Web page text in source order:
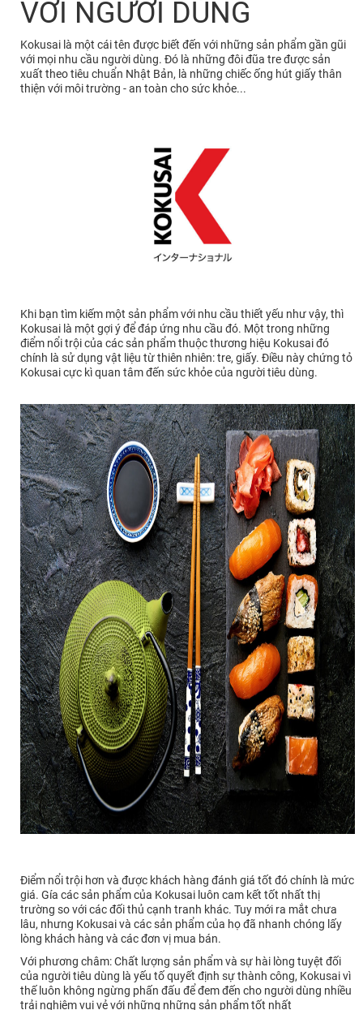
VỚI NGƯỜI DÙNG
Kokusai là một cái tên được biết đến với những sản phẩm gần gũi
với mọi nhu cầu người dùng. Đó là những đôi đũa tre được sản
xuất theo tiêu chuẩn Nhật Bản, là những chiếc ống hút giấy thân
thiện với môi trường - an toàn cho sức khỏe...
Khi bạn tìm kiếm một sản phẩm với nhu cầu thiết yếu như vậy, thì
Kokusai là một gợi ý để đáp ứng nhu cầu đó. Một trong những
điểm nổi trội của các sản phẩm thuộc thương hiệu Kokusai đó
chính là sử dụng vật liệu từ thiên nhiên: tre, giấy. Điều này chứng tỏ
Kokusai cực kì quan tâm đến sức khỏe của người tiêu dùng.
Điểm nổi trội hơn và được khách hàng đánh giá tốt đó chính là mức
giá. Gía các sản phẩm của Kokusai luôn cam kết tốt nhất thị
trường so với các đối thủ cạnh tranh khác. Tuy mới ra mắt chưa
lâu, nhưng Kokusai và các sản phẩm của họ đã nhanh chóng lấy
lòng khách hàng và các đơn vị mua bán.
Với phương châm: Chất lượng sản phẩm và sự hài lòng tuyệt đối
của người tiêu dùng là yếu tố quyết định sự thành công, Kokusai vì
thế luôn không ngừng phấn đấu để đem đến cho người dùng nhiều
trải nghiệm vui vẻ với những những sản phẩm tốt nhất